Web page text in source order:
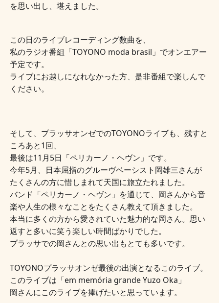
を思い出し、堪えました。
この日のライブレコーディング数曲を、
私のラジオ番組「TOYONO moda brasil」でオンエアー
予定です。
ライブにお越しになれなかった方、是非番組で楽しんで
ください。
そして、プラッサオンゼでのTOYONOライブも、残すと
ころあと1回、
最後は11月5日「ペリカーノ・ヘヴン」です。
今年5月、日本屈指のグルーヴベーシスト岡雄三さんが
たくさんの方に惜しまれて天国に旅立たれました。
バンド「ペリカーノ・ヘヴン」を通じて、岡さんから音
楽や人生の様々なことをたくさん教えて頂きました。
本当に多くの方から愛されていた魅力的な岡さん。 思い
返すと多いに笑う楽しい時間ばかりでした。
プラッサでの岡さんとの思い出もとても多いです。
TOYONOプラッサオンゼ最後の出演となるこのライブ。
このライブは「em memória grande Yuzo Oka」
岡さんにこのライブを捧げたいと思っています。